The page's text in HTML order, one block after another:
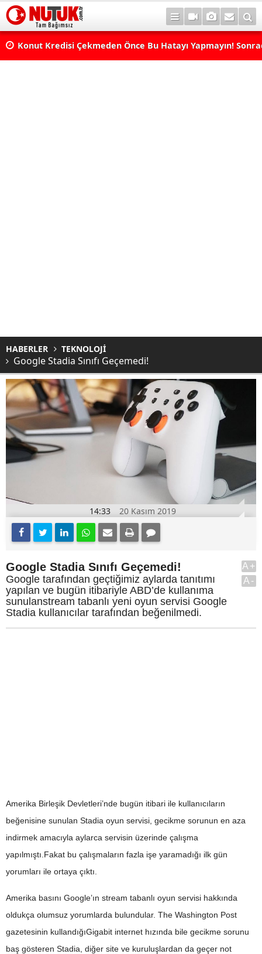
Konut Kredisi Çekmeden Önce Bu Hatayı Yapmayın!
HABERLER TEKNOLOJİ
Google Stadia Sınıfı Geçemedi!
14:33 20 Kasım 2019
Google Stadia Sınıfı Geçemedi!
Google tarafından geçtiğimiz aylarda tanıtımı
yapılan ve bugün itibariyle ABD’de kullanıma
sunulanstream tabanlı yeni oyun servisi Google
Stadia kullanıcılar tarafından beğenilmedi.
A+
A-
Amerika Birleşik Devletleri’nde bugün itibari ile kullanıcıların
beğenisine sunulan Stadia oyun servisi, gecikme sorunun en aza
indirmek amacıyla aylarca servisin üzerinde çalışma
yapılmıştı.Fakat bu çalışmaların fazla işe yaramadığı ilk gün
yorumları ile ortaya çıktı.
Amerika basını Google’ın stream tabanlı oyun servisi hakkında
oldukça olumsuz yorumlarda bulundular. The Washington Post
gazetesinin kullandığıGigabit internet hızında bile gecikme sorunu
baş gösteren Stadia, diğer site ve kuruluşlardan da geçer not